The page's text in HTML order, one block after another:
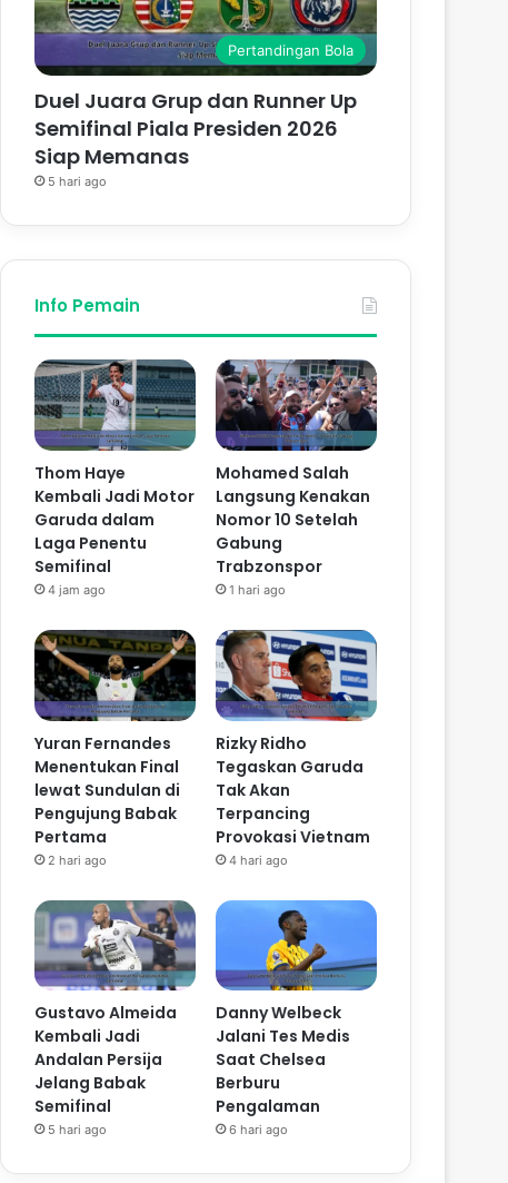
Pertandingan Bola
Duel Juara Grup dan Runner Up
Semifinal Piala Presiden 2026
Siap Memanas
5 hari ago
Info Pemain
Thom Haye
Kembali Jadi Motor
Garuda dalam
Laga Penentu
Semifinal
4 jam ago
Mohamed Salah
Langsung Kenakan
Nomor 10 Setelah
Gabung
Trabzonspor
1 hari ago
Yuran Fernandes
Menentukan Final
lewat Sundulan di
Pengujung Babak
Pertama
2 hari ago
Rizky Ridho
Tegaskan Garuda
Tak Akan
Terpancing
Provokasi Vietnam
4 hari ago
Gustavo Almeida
Kembali Jadi
Andalan Persija
Jelang Babak
Semifinal
5 hari ago
Danny Welbeck
Jalani Tes Medis
Saat Chelsea
Berburu
Pengalaman
6 hari ago